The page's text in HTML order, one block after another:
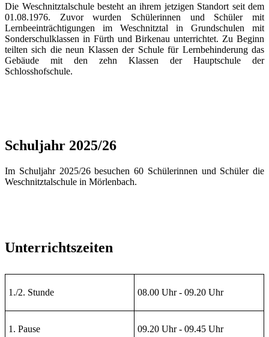
Die Weschnitztalschule besteht an ihrem jetzigen Standort seit dem
01.08.1976. Zuvor wurden Schülerinnen und Schüler mit
Lernbeeinträchtigungen im Weschnitztal in Grundschulen mit
Sonderschulklassen in Fürth und Birkenau unterrichtet. Zu Beginn
teilten sich die neun Klassen der Schule für Lernbehinderung das
Gebäude mit den zehn Klassen der Hauptschule der
Schlosshofschule.
Schuljahr 2025/26
Im Schuljahr 2025/26 besuchen 60 Schülerinnen und Schüler die
Weschnitztalschule in Mörlenbach.
Unterrichtszeiten
1./2. Stunde 08.00 Uhr - 09.20 Uhr
1. Pause 09.20 Uhr - 09.45 Uhr